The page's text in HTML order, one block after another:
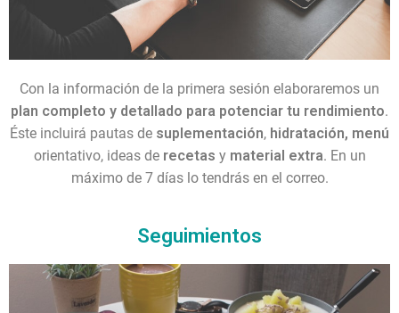
Con la información de la primera sesión elaboraremos un
plan completo y detallado para potenciar tu rendimiento.
Éste incluirá pautas de suplementación, hidratación, menú
orientativo, ideas de recetas y material extra. En un
máximo de 7 días lo tendrás en el correo.
Seguimientos